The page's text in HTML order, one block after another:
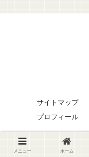
サイトマップ
プロフィール
©
メニュー ホーム